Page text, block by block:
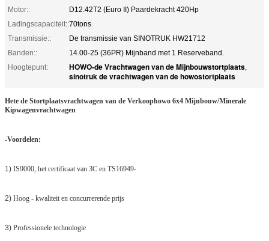
Motor::
D12.42T2 (Euro II) Paardekracht 420Hp
Ladingscapaciteit::70tons
Transmissie::
De transmissie van SINOTRUK HW21712
Banden::
14.00-25 (36PR) Mijnband met 1 Reserveband.
Hoogtepunt:
HOWO-de Vrachtwagen van de Mijnbouwstortplaats,
sinotruk de vrachtwagen van de howostortplaats
Hete de Stortplaatsvrachtwagen van de Verkoophowo 6x4 Mijnbouw/Minerale
Kipwagenvrachtwagen
-Voordelen:
1) IS9000, het certificaat van 3C en TS16949-
2) Hoog - kwaliteit en concurrerende prijs
3) Professionele technologie